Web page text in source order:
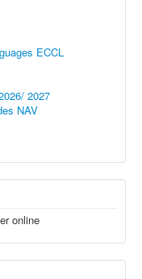
ECCL
2027
NAV
online